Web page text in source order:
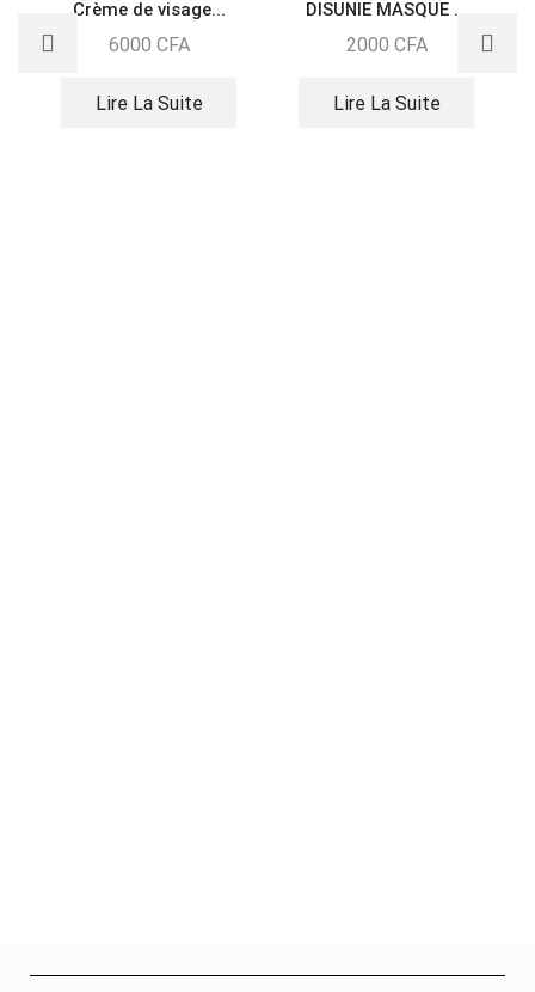
Crème de visage...
6000 CFA
Lire La Suite
DISUNIE MASQUE ...
2000 CFA
Lire La Suite